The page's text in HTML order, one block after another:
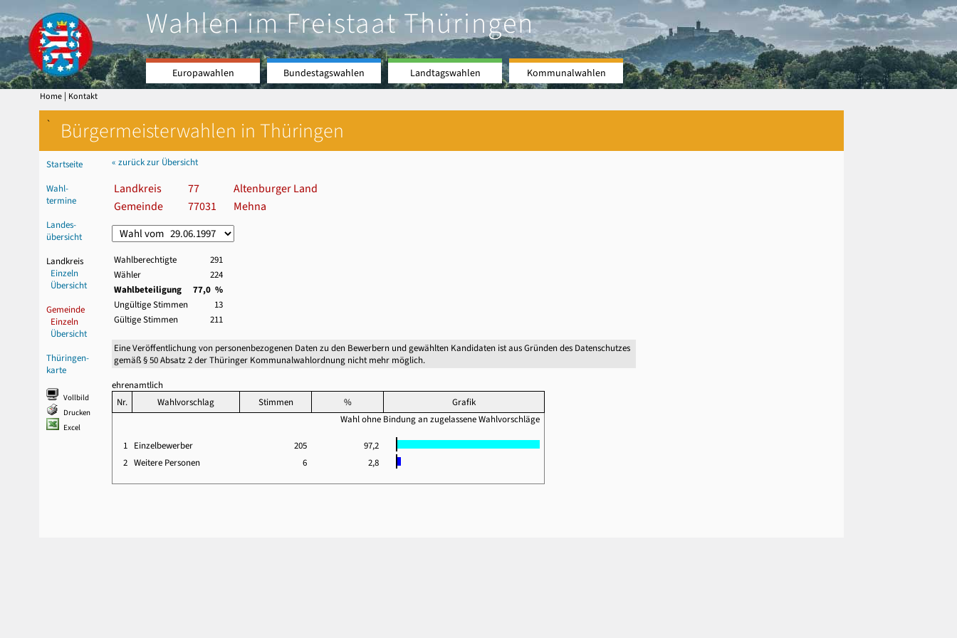
Wahlen im Freistaat Thüringen
Europawahlen Bundestagswahlen Landtagswahlen Kommunalwahlen
Home | Kontakt
` Bürgermeisterwahlen in Thüringen
Startseite
Wahl-
termine
Landes-
übersicht
Landkreis
Einzeln
Übersicht
Gemeinde
Einzeln
Übersicht
Thüringen-
karte
Vollbild
Drucken
Excel
« zurück zur Übersicht
Landkreis 77
Altenburger Land
Gemeinde
77031 Mehna
Wahlberechtigte
291
Wähler
224
Wahlbeteiligung
77,0 %
Ungültige Stimmen
13
Gültige Stimmen
211
Eine Veröffentlichung von personenbezogenen Daten zu den Bewerbern und gewählten Kandidaten ist aus Gründen des Datenschutzes
gemäß § 50 Absatz 2 der Thüringer Kommunalwahlordnung nicht mehr möglich.
ehrenamtlich
Nr.
Wahlvorschlag Stimmen %
Grafik
Wahl ohne Bindung an zugelassene Wahlvorschläge
1 Einzelbewerber 205
97,2
2 Weitere Personen 6 2,8